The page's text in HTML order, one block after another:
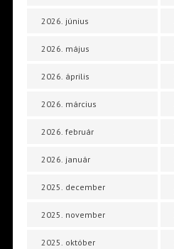
2026. június
2026. május
2026. április
2026. március
2026. február
2026. január
2025. december
2025. november
2025. október